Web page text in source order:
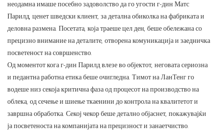
неодамна имаше посебно задоволство да го угости г-дин Матс
Парилд, ценет шведски клиент, за детална обиколка на фабриката и
деловна размена. Посетата, која траеше цел ден, беше обележана со
прецизно внимание на деталите, отворена комуникација и заедничка
посветеност на совршенство.
Од моментот кога г-дин Парилд влезе во објектот, неговата сериозна
и педантна работна етика беше очигледна. Тимот на ЛанТенг го
водеше низ секоја критична фаза од процесот на производство на
облека, од сечење и шиење ткаенини до контрола на квалитетот и
завршна обработка. Секој чекор беше детално објаснет, покажувајќи
ја посветеноста на компанијата на прецизност и занаетчиство.